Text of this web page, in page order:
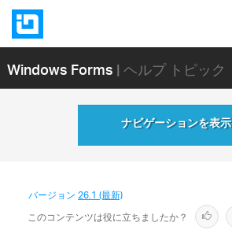
Windows Forms| ヘルプ トピック
ナビゲーションを表示
バージョン26.1 (最新)
このコンテンツは役に立ちましたか？